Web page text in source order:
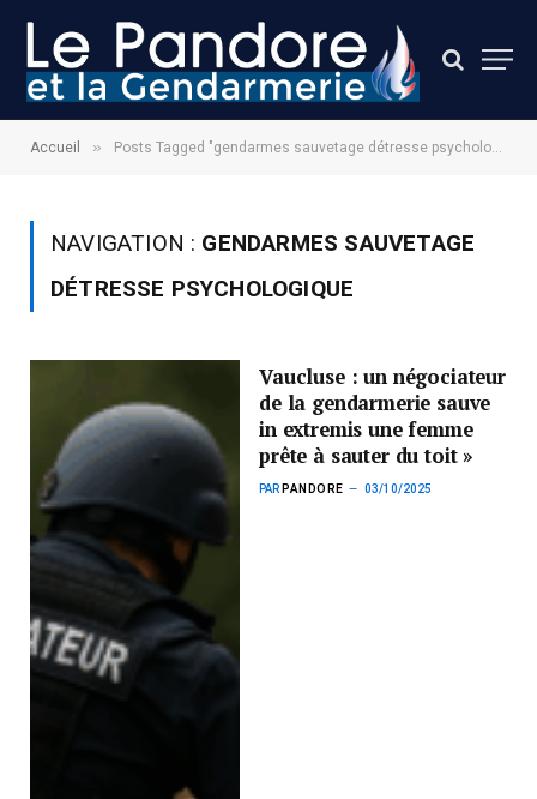
Accueil » Posts Tagged "gendarmes sauvetage détresse psychologique"
NAVIGATION : GENDARMES SAUVETAGE
DÉTRESSE PSYCHOLOGIQUE
Vaucluse : un négociateur
de la gendarmerie sauve
in extremis une femme
prête à sauter du toit »
PAR PANDORE 03/10/2025